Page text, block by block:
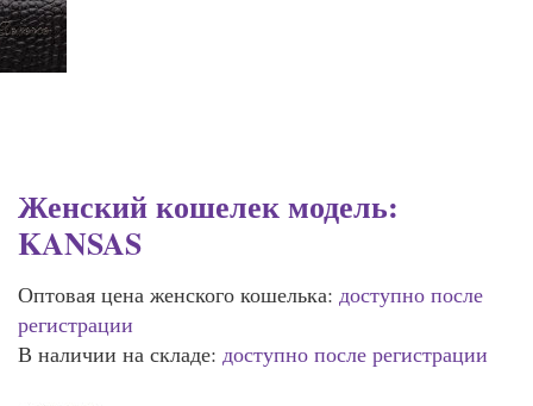
Женский кошелек модель:
KANSAS
Оптовая цена женского кошелька: доступно после
регистрации
В наличии на складе: доступно после регистрации